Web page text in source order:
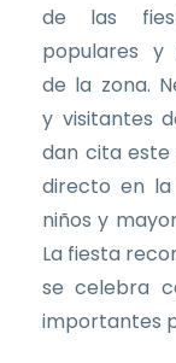
de las
populares y
de la zona.
y visitantes
dan cita este
directo en la
niños y
La fiesta
se celebra
importantes